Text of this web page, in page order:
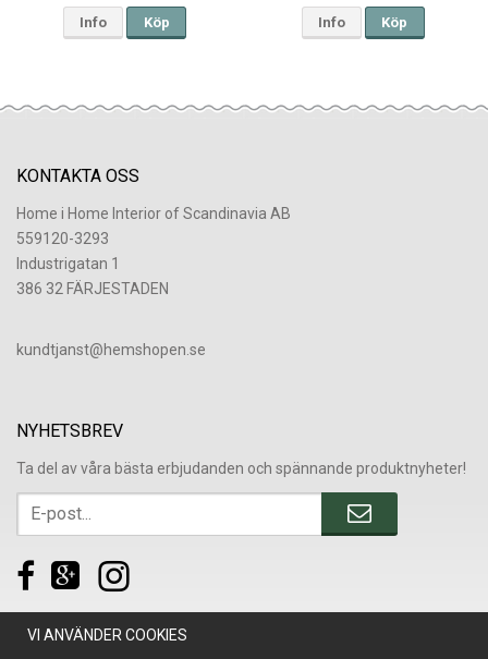
Info Köp Info Köp
KONTAKTA OSS
Home i Home Interior of Scandinavia AB
559120-3293
Industrigatan 1
386 32 FÄRJESTADEN
​kundtjanst@hemshopen.se
NYHETSBREV
Ta del av våra bästa erbjudanden och spännande produktnyheter!
VI ANVÄNDER COOKIES